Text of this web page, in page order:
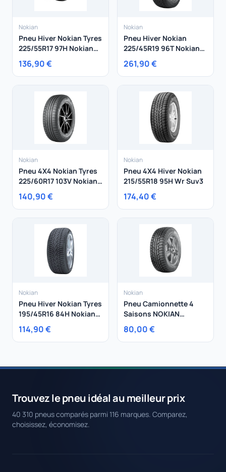
Nokian
Pneu Hiver Nokian Tyres
225/55R17 97H Nokian
Tyres WR SnowProof
136,90 €
Nokian
Pneu Hiver Nokian
225/45R19 96T Nokian
Tyres Hakkapeliitta R5
XL
261,90 €
Nokian
Pneu 4X4 Nokian Tyres
225/60R17 103V Nokian
Tyres Wetproof SUV XL
140,90 €
Nokian
Pneu 4X4 Hiver Nokian
215/55R18 95H Wr Suv3
174,40 €
Nokian
Pneu Hiver Nokian Tyres
195/45R16 84H Nokian
WR D4 XL
114,90 €
Nokian
Pneu Camionnette 4
Saisons NOKIAN
195/70R15 104R Nokian
Weatherproof C
80,00 €
Trouvez le pneu idéal au meilleur prix
40 310 pneus comparés parmi 116 marques. Comparez,
choisissez, économisez.